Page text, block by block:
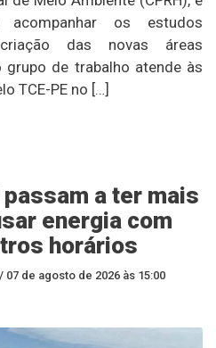
os estudos
das novas áreas
de trabalho atende às
TCE-PE no […]
a ter mais
energia com
horários
07 de agosto de 2026 às 15:00